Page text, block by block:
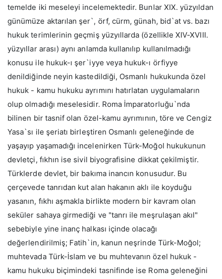
temelde iki meseleyi incelemektedir. Bunlar XIX. yüzyıldan
günümüze aktarılan şer`, örf, cürm, günah, bid`at vs. bazı
hukuk terimlerinin geçmiş yüzyıllarda (özellikle XIV-XVIII.
yüzyıllar arası) aynı anlamda kullanılıp kullanılmadığı
konusu ile hukuk-ı şer`iyye veya hukuk-ı örfiyye
denildiğinde neyin kastedildiği, Osmanlı hukukunda özel
hukuk - kamu hukuku ayrımını hatırlatan uygulamaların
olup olmadığı meselesidir. Roma İmparatorluğu`nda
bilinen bir tasnif olan özel-kamu ayrımının, töre ve Cengiz
Yasa`sı ile şeriatı birleştiren Osmanlı geleneğinde de
yaşayıp yaşamadığı incelenirken Türk-Moğol hukukunun
devletçi, fıkhın ise sivil biyografisine dikkat çekilmiştir.
Türklerde devlet, bir bakıma inancın konusudur. Bu
çerçevede tanrıdan kut alan hakanın aklı ile koyduğu
yasanın, fıkhı aşmakla birlikte modern bir kavram olan
seküler sahaya girmediği ve "tanrı ile meşrulaşan akıl"
sebebiyle yine inanç halkası içinde olacağı
değerlendirilmiş; Fatih`in, kanun neşrinde Türk-Moğol;
muhtevada Türk-İslam ve bu muhtevanın özel hukuk -
kamu hukuku biçimindeki tasnifinde ise Roma geleneğini